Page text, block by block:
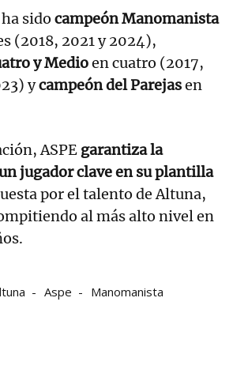
sido campeón Manomanista
(2018, 2021 y 2024),
y Medioen cuatro (2017,
ycampeón del Parejasen
ASPE garantiza la
jugador clave en su plantilla
por el talento de Altuna,
al más alto nivel en
Aspe Manomanista